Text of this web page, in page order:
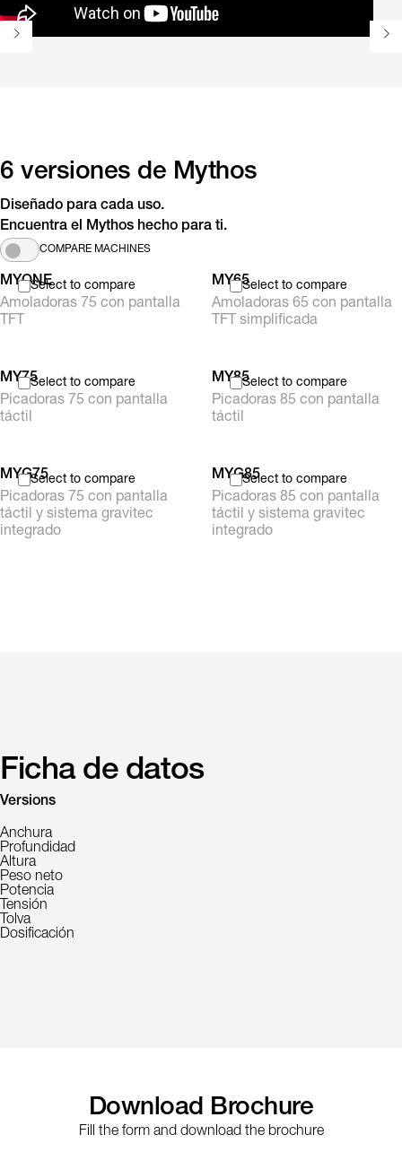
6 versiones de Mythos
Diseñado para cada uso.
Encuentra el Mythos hecho para ti.
COMPARE MACHINES
Select to compare
MYONE
Amoladoras 75 con pantalla
TFT
Select to compare
MY65
Amoladoras 65 con pantalla
TFT simplificada
Select to compare
MY75
Picadoras 75 con pantalla
táctil
Select to compare
MY85
Picadoras 85 con pantalla
táctil
Select to compare
MYG75
Picadoras 75 con pantalla
táctil y sistema gravitec
integrado
Select to compare
MYG85
Picadoras 85 con pantalla
táctil y sistema gravitec
integrado
Ficha de datos
Versions
Anchura
Profundidad
Altura
Peso neto
Potencia
Tensión
Tolva
Dosificación
Download Brochure
Fill the form and download the brochure